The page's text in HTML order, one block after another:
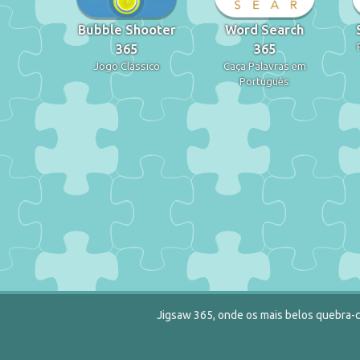
Bubble Shooter
365
Jogo Clássico
Word Search
365
Caça Palavras em
Português
Jigsaw 365, onde os mais belos